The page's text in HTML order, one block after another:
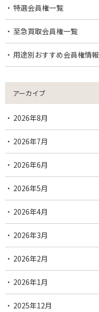
特選会員権一覧
至急買取会員権一覧
用途別おすすめ会員権情報
アーカイブ
2026年8月
2026年7月
2026年6月
2026年5月
2026年4月
2026年3月
2026年2月
2026年1月
2025年12月